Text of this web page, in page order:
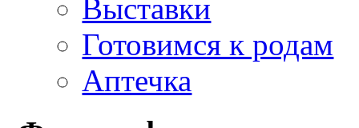
Выставки
Готовимся к родам
Аптечка